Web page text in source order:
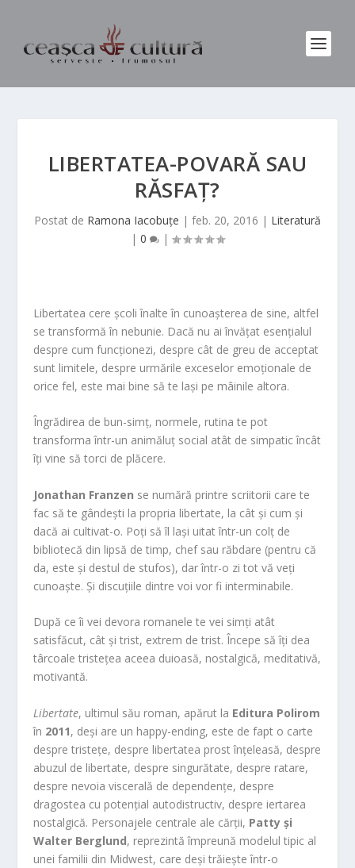
LIBERTATEA-POVARĂ SAU
RĂSFAȚ?
Postat de Ramona Iacobuțe | feb. 20, 2016 | Literatură
| 0 |
Libertatea cere școli înalte în cunoașterea de sine, altfel
se transformă în nebunie. Dacă nu ai învățat esențialul
despre cum funcționezi, despre cât de greu de acceptat
sunt limitele, despre urmările exceselor emoționale de
orice fel, este mai bine să te lași pe mâinile altora.
Îngrădirea de bun-simț, normele, rutina te pot
transforma într-un animăluț social atât de simpatic încât
îți vine să torci de plăcere.
Jonathan Franzen se numără printre scriitorii care te
fac să te gândești la propria libertate, la cât și cum și
dacă ai cultivat-o. Poți să îl lași uitat într-un colț de
bibliotecă din lipsă de timp, chef sau răbdare (pentru că
da, este și destul de stufos), dar într-o zi tot vă veți
cunoaște. Și discuțiile dintre voi vor fi interminabile.
După ce îi vei devora romanele te vei simți atât
satisfăcut, cât și trist, extrem de trist. Începe să îți dea
târcoale tristețea aceea duioasă, nostalgică, meditativă,
motivantă.
Libertate, ultimul său roman, apărut la Editura Polirom
în 2011, deși are un happy-ending, este de fapt o carte
despre tristețe, despre libertatea prost înțeleasă, despre
abuzul de libertate, despre singurătate, despre ratare,
despre nevoia viscerală de dependențe, despre
dragostea cu potențial autodistructiv, despre iertarea
nostalgică. Personajele centrale ale cărții, Patty și
Walter Berglund, reprezintă împreună modelul tipic al
unei familii din Midwest, care deși trăiește într-o